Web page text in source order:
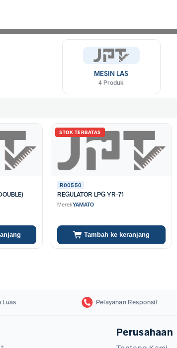
MESIN LAS
4 Produk
STOK TERBATAS
R00550
REGULATOR LPG YR-71
MerekYAMATO
Tambah ke keranjang
Luas Pelayanan Responsif
Perusahaan